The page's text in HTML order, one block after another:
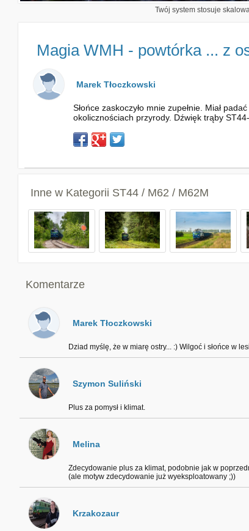
Twój system stosuje
Magia WMH - powtórka ... z
Marek Tłoczkowski
Słońce zaskoczyło mnie zupełnie. Miał
okolicznościach przyrody. Dźwięk trąby
Inne w Kategorii ST44 / M62 / M62M
Komentarze
Marek Tłoczkowski
Dziad myślę, że w miarę ostry... :) Wilgoć i słońce w
Szymon Suliński
Plus za pomysł i klimat.
Melina
Zdecydowanie plus za klimat, podobnie jak w
(ale motyw zdecydowanie już wyeksploatowany ;))
Krzakozaur